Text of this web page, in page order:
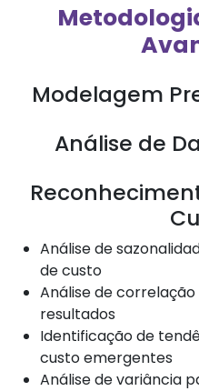
Modelagem
Análise de
Análise de
de custo
Análise de
resultados
Identificação de
custo emergentes
Análise de variância